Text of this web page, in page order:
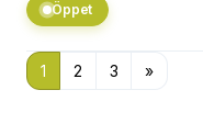
Öppet
1 2 3 »